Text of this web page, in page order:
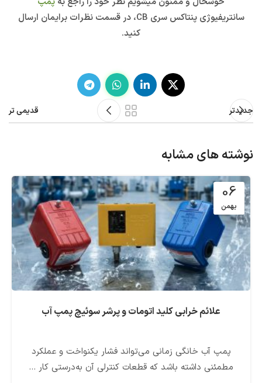
سانتریفیوژی پنتاکس سری CB، در قسمت نظرات برایمان ارسال
کنید.
جدیدتر قدیمی تر
نوشته های مشابه
06
بهمن
علائم خرابی کلید اتومات و پرشر سوئیچ پمپ آب
پمپ آب خانگی زمانی می‌تواند فشار یکنواخت و عملکرد
مطمئنی داشته باشد که قطعات کنترلی آن به‌درستی کار ...